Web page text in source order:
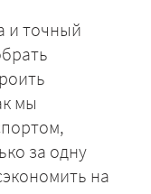
и точный
мы
за одну
на